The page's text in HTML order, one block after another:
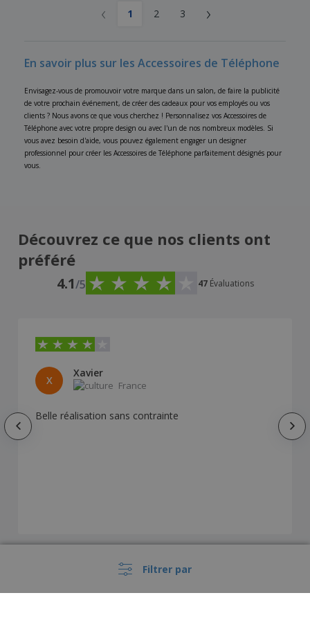
Filtrer par
‹ 1 2 3 ›
En savoir plus sur les Accessoires de Téléphone
Envisagez-vous de promouvoir votre marque dans un salon, de faire la publicité
de votre prochain événement, de créer des cadeaux pour vos employés ou vos
clients ? Nous avons ce que vous cherchez ! Personnalisez vos Accessoires de
Téléphone avec votre propre design ou avec l'un de nos nombreux modèles. Si
vous avez besoin d'aide, vous pouvez également engager un designer
professionnel pour créer les Accessoires de Téléphone parfaitement désignés pour
vous.
Découvrez ce que nos clients ont
préféré
4.1/5 47 Évaluations
X
Xavier
France
Belle réalisation sans contrainte
Afficher tous les avis